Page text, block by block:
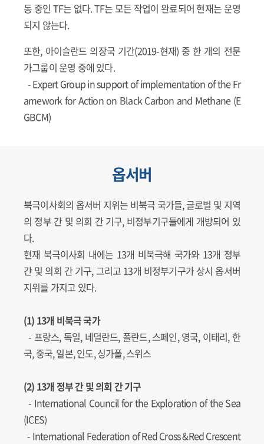
동 중인 TF는 없다. TF는 모든 작업이 완료되어 현재는 운영
되지 않는다.
또한, 아이슬란드 의장국 기간(2019-현재) 중 한 개의 전문
가그룹이 운영 중에 있다.
- Expert Group in support of implementation of the Fr
amework for Action on Black Carbon and Methane (E
GBCM)
옵서버
북극이사회의 옵서버 지위는 비북극 국가들, 글로벌 및 지역
의 정부 간 및 의회 간 기구, 비정부기구들에게 개방되어 있
다.
현재 북극이사회 내에는 13개 비북극해 국가와 13개 정부
간 및 의회 간 기구, 그리고 13개 비정부기구가 상시 옵서버
지위를 가지고 있다.
(1) 13개 비북극 국가
- 프랑스, 독일, 네덜란드, 폴란드, 스페인, 영국, 이태리, 한
국, 중국, 일본, 인도, 싱가폴, 스위스
(2) 13개 정부 간 및 의회 간 기구
- International Council for the Exploration of the Sea
(ICES)
- International Federation of Red Cross &Red Crescent